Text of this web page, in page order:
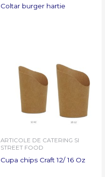
Coltar burger hartie
ARTICOLE DE CATERING SI
STREET FOOD
Cupa chips Craft 12/ 16 Oz